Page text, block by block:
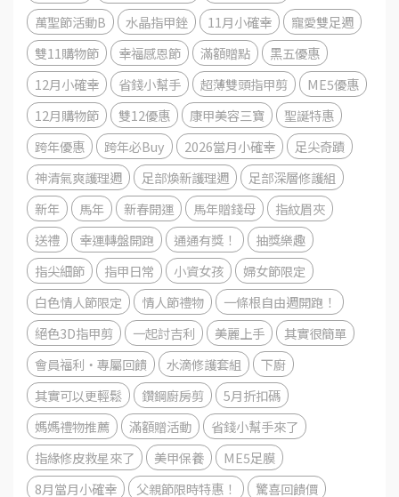
萬聖節活動B
水晶指甲銼 11月小確幸
寵愛雙足週
雙11購物節
幸福感恩節 滿額贈點
黑五優惠
12月小確幸
省錢小幫手 超薄雙頭指甲剪
ME5優惠
12月購物節
雙12優惠 康甲美容三寶
聖誕特惠
跨年優惠
跨年必Buy 2026當月小確幸
足尖奇蹟
神清氣爽護理週
足部煥新護理週
足部深層修護組
新年
馬年 新春開運 馬年贈錢母
指紋眉夾
送禮
幸運轉盤開跑 通通有獎！
抽獎樂趣
指尖細節
指甲日常 小資女孩
婦女節限定
白色情人節限定
情人節禮物
一條根自由週開跑！
絕色3D指甲剪
一起討吉利 美麗上手
其實很簡單
會員福利・專屬回饋
水滴修護套組
下廚
其實可以更輕鬆
鑽鋼廚房剪
5月折扣碼
媽媽禮物推薦
滿額贈活動
省錢小幫手來了
指緣修皮救星來了
美甲保養
ME5足膜
8月當月小確幸
父親節限時特惠！ 驚喜回饋價